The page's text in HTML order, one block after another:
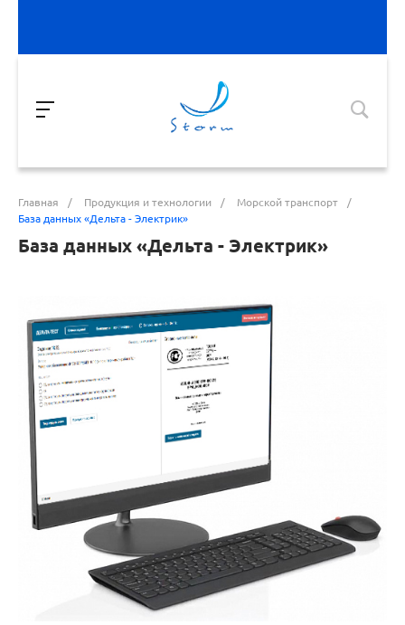
Главная / Продукция и технологии / Морской транспорт
/
База данных «Дельта - Электрик»
База данных «Дельта - Электрик»